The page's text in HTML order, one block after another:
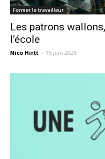
Former le travailleur
Les patrons
l’école
Nico Hirtt - 15 juin 2026